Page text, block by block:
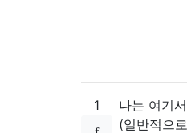
1
나는 여기
(일반적으